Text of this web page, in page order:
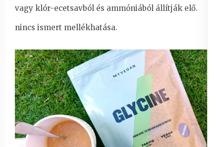
vagy klór-ecetsavból és ammóniából állítják elő.
nincs ismert mellékhatása.